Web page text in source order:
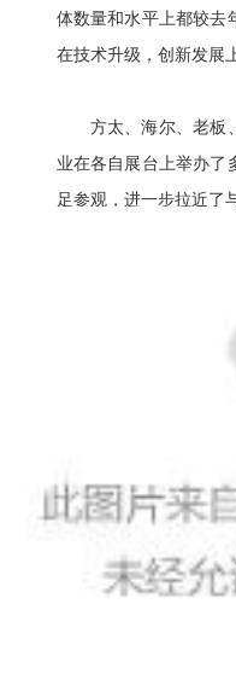
体数量和水平上都较去
在技术升级，创新发展
方太、海尔、老板
业在各自展台上举办了
足参观，进一步拉近了